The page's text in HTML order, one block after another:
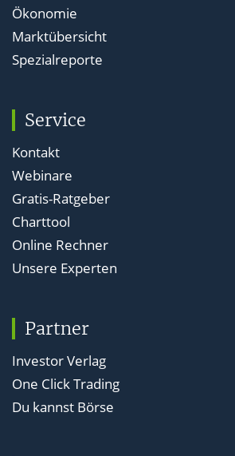
Ökonomie
Marktübersicht
Spezialreporte
Service
Kontakt
Webinare
Gratis-Ratgeber
Charttool
Online Rechner
Unsere Experten
Partner
Investor Verlag
One Click Trading
Du kannst Börse